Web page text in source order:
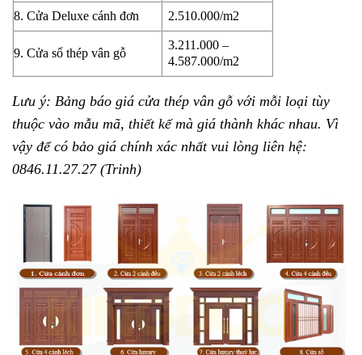
8. Cửa Deluxe cánh đơn 2.510.000/m2
9. Cửa sổ thép vân gỗ
3.211.000 –
4.587.000/m2
Lưu ý: Bảng báo giá cửa thép vân gỗ với mỗi loại tùy
thuộc vào mẫu mã, thiết kế mà giá thành khác nhau. Vì
vậy để có bảo giá chính xác nhất vui lòng liên hệ:
0846.11.27.27 (Trinh)